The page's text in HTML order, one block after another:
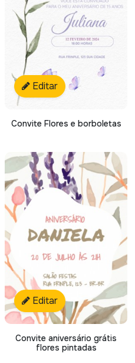
Editar
Convite Flores e borboletas
Editar
Convite aniversário grátis
flores pintadas